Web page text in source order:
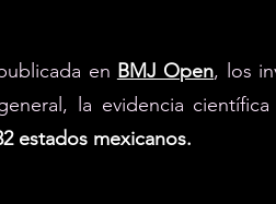
en BMJ Open, los
la evidencia
estados mexicanos.